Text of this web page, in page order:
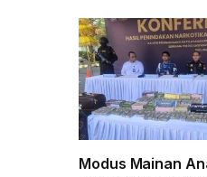
Modus Mainan